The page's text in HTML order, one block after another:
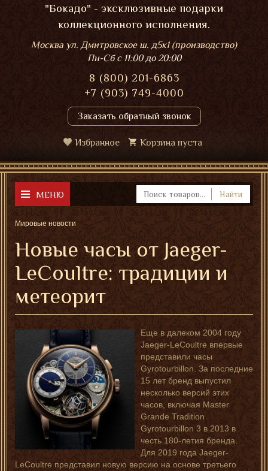
"Бокадо" - эксклюзивные подарки
коллекционного исполнения.
Москва ул. Дмитровское ш. д5к1 (производство)
Пн-Сбс 11:00 до 20:00
8 (800) 201-6863
+7 (903) 749-4000
Заказать обратный звонок
Избранное Корзина пуста
МЕНЮ Найти
Мировые новости
Новые часы от Jaeger-
LeCoultre: традиции и
метеорит
Еще в далеком 2004 году
Jaeger-LeCoultre впервые
представили часы
Gyrotourbillon. За последние
15 лет бренд выпустил
несколько версий этих
часов, включая Master
Grande Tradition
Gyrotourbillon 3 в 2013 в
честь 180-летия бренда.
Для 2019 года Jaeger-
LeCoultre представил новую версию на основе третьего